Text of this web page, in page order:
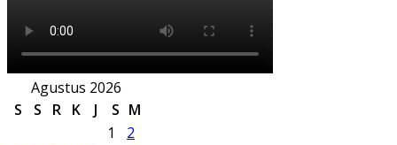
Agustus 2026
S
S R K J S M
1
2